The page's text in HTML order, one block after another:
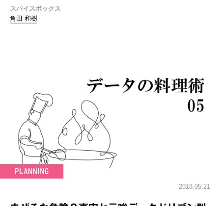
スパイスボックス
角田 和樹
2018.05.21